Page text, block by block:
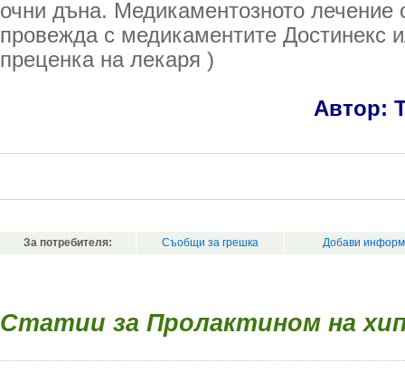
очни дъна. Медикаментозното лечение
провежда с медикаментите Достинекс
преценка на лекаря )
Автор:
За потребителя: Съобщи за грешка Добави
Статии за Пролактином на